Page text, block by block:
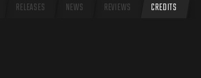
RELEASES NEWS REVIEWS CREDITS